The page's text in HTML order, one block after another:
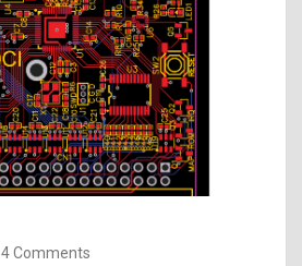
s
t
p
h
o
n
y
4 Comments